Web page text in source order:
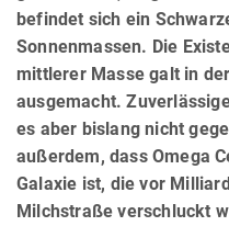
befindet sich ein
Sonnenmassen. Die
mittlerer Masse galt in
ausgemacht.
es aber bislang nicht
außerdem, dass Omega
Galaxie ist, die vor
Milchstraße verschluckt